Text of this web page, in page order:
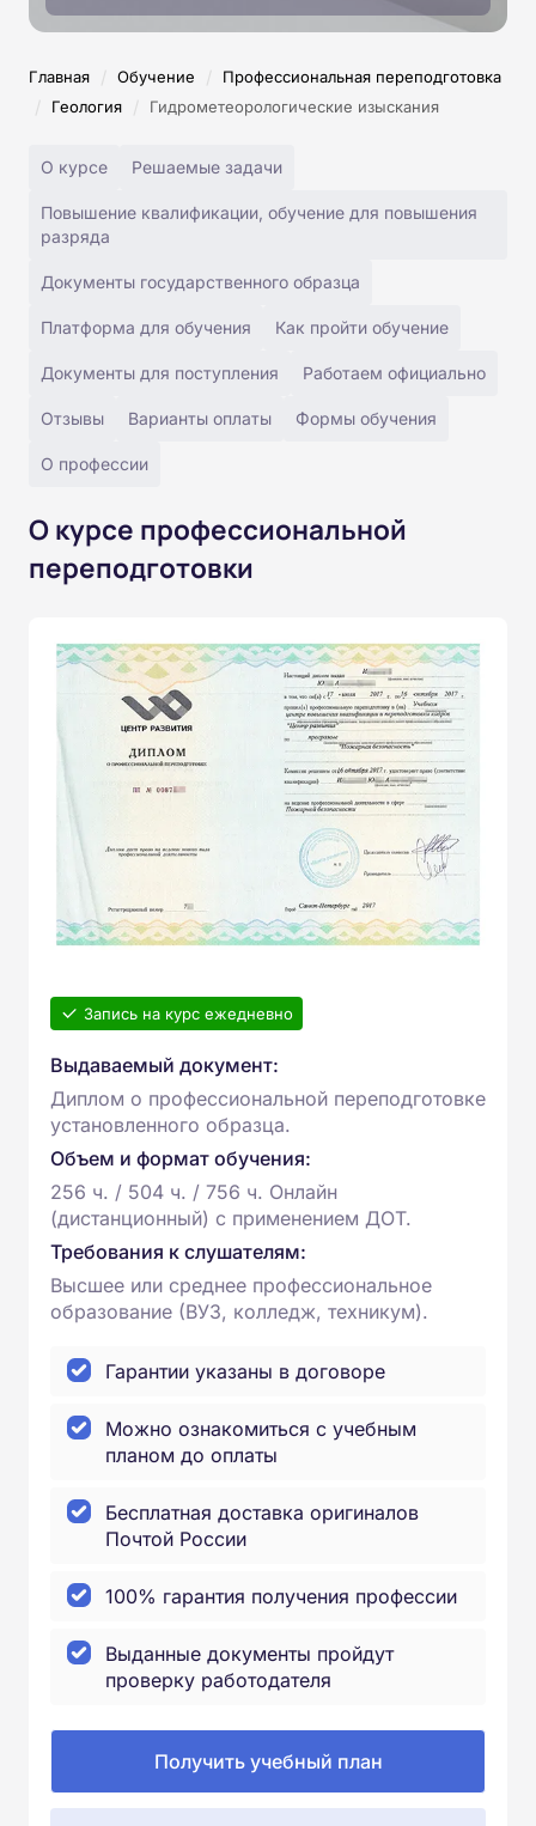
Главная / Обучение / Профессиональная переподготовка
/ Геология / Гидрометеорологические изыскания
О курсе Решаемые задачи
Повышение квалификации, обучение для повышения
разряда
Документы государственного образца
Платформа для обучения Как пройти обучение
Документы для поступления Работаем официально
Отзывы Варианты оплаты Формы обучения
О профессии
О курсе профессиональной
переподготовки
Запись на курс ежедневно
Выдаваемый документ:
Диплом о профессиональной переподготовке
установленного образца.
Объем и формат обучения:
256 ч. / 504 ч. / 756 ч. Онлайн
(дистанционный) с применением ДОТ.
Требования к слушателям:
Высшее или среднее профессиональное
образование (ВУЗ, колледж, техникум).
Гарантии указаны в договоре
Можно ознакомиться с учебным
планом до оплаты
Бесплатная доставка оригиналов
Почтой России
100% гарантия получения профессии
Выданные документы пройдут
проверку работодателя
Получить учебный план